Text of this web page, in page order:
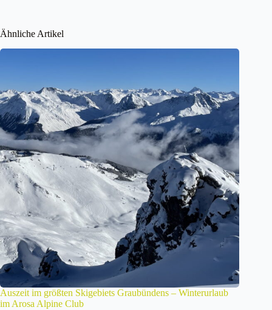
Ähnliche Artikel
Auszeit im größten Skigebiets Graubündens – Winterurlaub
im Arosa Alpine Club